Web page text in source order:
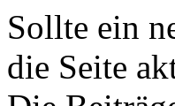
Sollte ein
die Seite